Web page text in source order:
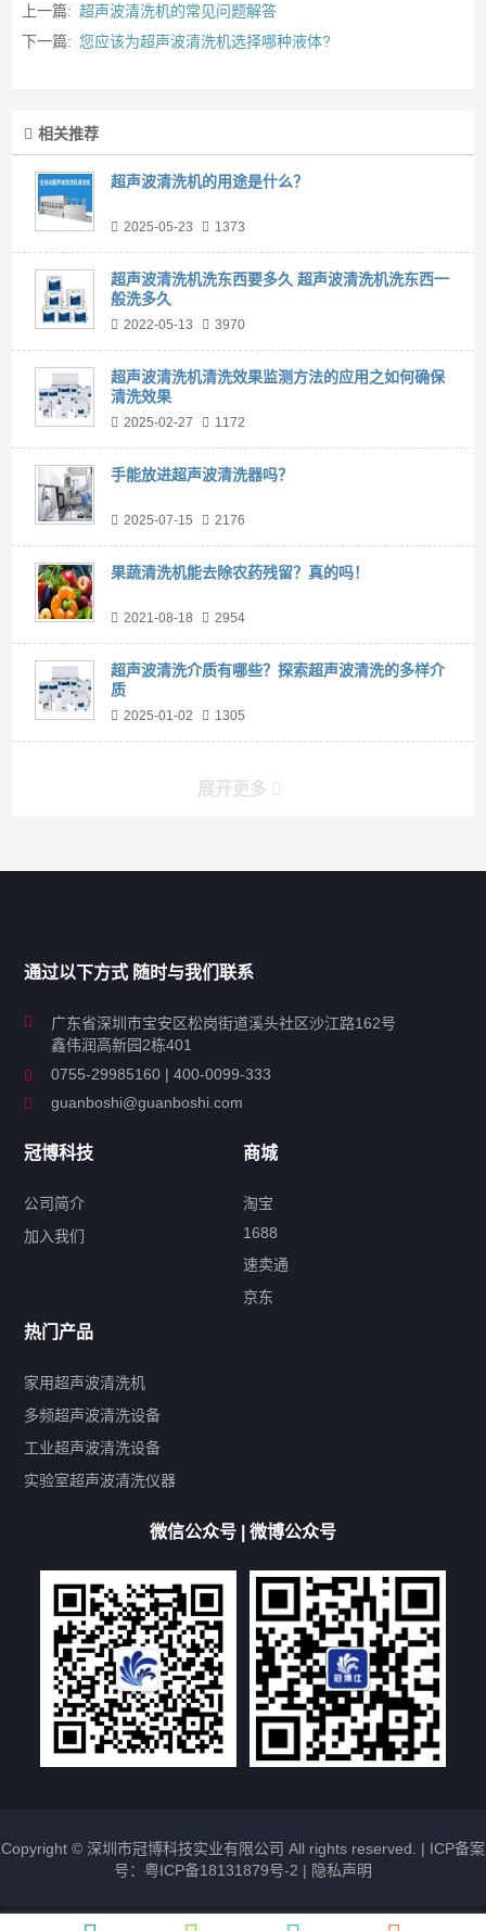
上一篇: 超声波清洗机的常见问题解答
下一篇: 您应该为超声波清洗机选择哪种液体?
相关推荐
超声波清洗机的用途是什么？
2025-05-23 1373
超声波清洗机洗东西要多久 超声波清洗机洗东西一
般洗多久
2022-05-13 3970
超声波清洗机清洗效果监测方法的应用之如何确保
清洗效果
2025-02-27 1172
手能放进超声波清洗器吗？
2025-07-15 2176
果蔬清洗机能去除农药残留？真的吗！
2021-08-18 2954
超声波清洗介质有哪些？探索超声波清洗的多样介
质
2025-01-02 1305
展开更多
工业超声波清洗设备
特种超声波洗净产品
超声波配件
产品标签
鼓泡 升降 抛动
带加热
功率可调
双波脱气
机械旋钮系列
厨具清洗机
超声波振板
高尔夫球杆清洗机
大型单槽工业系列
大型单槽带过滤系列
全自动/半自动系列
客户定制非标机参考
双槽三槽四槽五槽多槽系列
轮胎清洗机
多频 扫频
文章标签
超声波清洗机定制
超声波清洗机除油污
超声波清洗机除锈
超声波清洗机洗眼镜
通过以下方式 随时与我们联系
广东省深圳市宝安区松岗街道溪头社区沙江路162号
鑫伟润高新园2栋401
0755-29985160 | 400-0099-333
guanboshi@guanboshi.com
冠博科技
公司简介
加入我们
商城
淘宝
1688
速卖通
京东
热门产品
家用超声波清洗机
多频超声波清洗设备
工业超声波清洗设备
实验室超声波清洗仪器
微信公众号 | 微博公众号
Copyright © 深圳市冠博科技实业有限公司 All rights reserved. | ICP备案
号：粤ICP备18131879号-2 | 隐私声明